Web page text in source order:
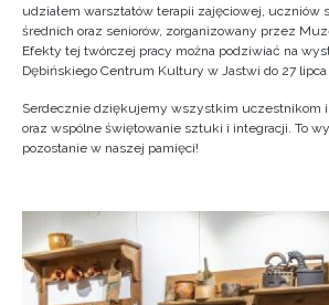
udziałem warsztatów terapii zajęciowej, uczniów
średnich oraz seniorów, zorganizowany przez
Efekty tej twórczej pracy można podziwiać na
Dębińskiego Centrum Kultury w Jastwi do 27 lipca
Serdecznie dziękujemy wszystkim uczestnikom i
oraz wspólne świętowanie sztuki i integracji. To
pozostanie w naszej pamięci!